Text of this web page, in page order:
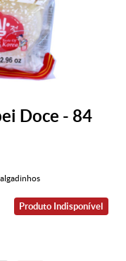
Doce - 84
Produto Indisponível